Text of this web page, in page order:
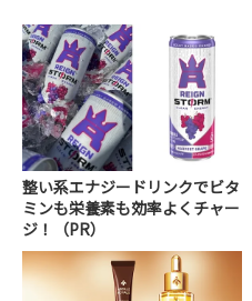
整い系エナジードリンクでビタ
ミンも栄養素も効率よくチャー
ジ！（PR）